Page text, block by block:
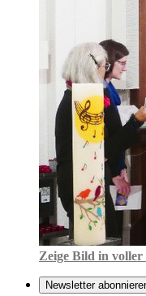
Zeige Bild in
Newsletter